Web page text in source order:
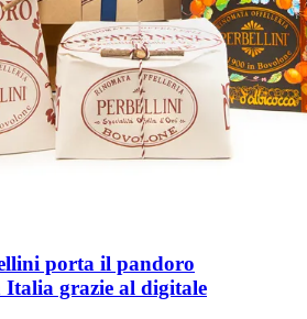
porta il pandoro
grazie al digitale